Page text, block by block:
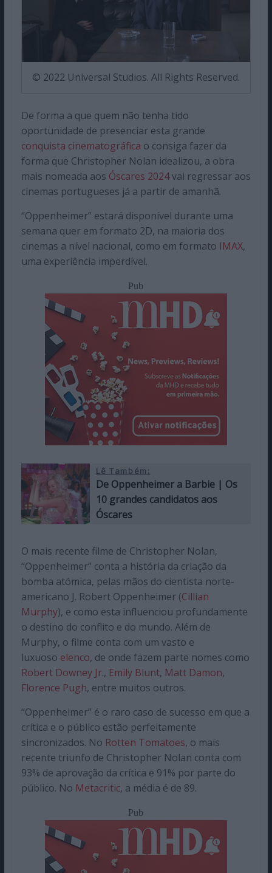
© 2022 Universal Studios. All Rights Reserved.
De forma a que quem não tenha tido
oportunidade de presenciar esta grande
conquista cinematográfica o consiga fazer da
forma que Christopher Nolan idealizou, a obra
mais nomeada aos Óscares 2024vai regressar aos
cinemas portugueses já a partir de amanhã.
“Oppenheimer” estará disponível durante uma
semana quer em formato 2D, na maioria dos
cinemas a nível nacional, como em formato IMAX,
uma experiência imperdível.
Pub
Lê Também:
De Oppenheimer a Barbie | Os
10 grandes candidatos aos
Óscares
O mais recente filme de Christopher Nolan,
“Oppenheimer” conta a história da criação da
bomba atómica, pelas mãos do cientista norte-
americano J. Robert Oppenheimer (Cillian
Murphy), e como esta influenciou profundamente
o destino do conflito e do mundo. Além de
Murphy, o filme conta com um vasto e
luxuoso elenco, de onde fazem parte nomes como
Robert Downey Jr., Emily Blunt, Matt Damon,
Florence Pugh, entre muitos outros.
“Oppenheimer” é o raro caso de sucesso em que a
crítica e o público estão perfeitamente
sincronizados. No Rotten Tomatoes, o mais
recente triunfo de Christopher Nolan conta com
93% de aprovação da crítica e 91% por parte do
público. No Metacritic, a média é de 89.
Pub